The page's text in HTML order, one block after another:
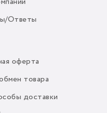
Ответы
оферта
товара
доставки